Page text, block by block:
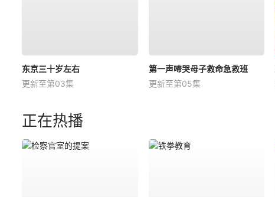
东京三十岁左右
更新至第03集
第一声啼哭母子救命急救班
更新至第05集
正在热播